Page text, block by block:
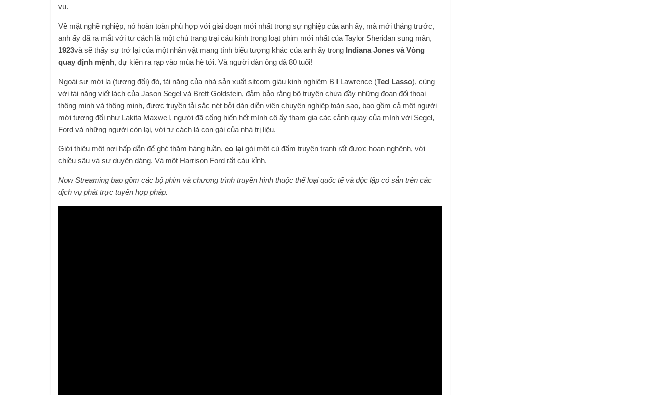
vụ.
Về mặt nghề nghiệp, nó hoàn toàn phù hợp với giai đoạn mới nhất trong sự nghiệp của anh ấy, mà mới tháng trước,
anh ấy đã ra mắt với tư cách là một chủ trang trại cáu kỉnh trong loạt phim mới nhất của Taylor Sheridan sung mãn,
1923và sẽ thấy sự trở lại của một nhân vật mang tính biểu tượng khác của anh ấy trong Indiana Jones và Vòng
quay định mệnh, dự kiến ​​ra rạp vào mùa hè tới. Và người đàn ông đã 80 tuổi!
Ngoài sự mới lạ (tương đối) đó, tài năng của nhà sản xuất sitcom giàu kinh nghiệm Bill Lawrence (Ted Lasso), cùng
với tài năng viết lách của Jason Segel và Brett Goldstein, đảm bảo rằng bộ truyện chứa đầy những đoạn đối thoại
thông minh và thông minh, được truyền tải sắc nét bởi dàn diễn viên chuyên nghiệp toàn sao, bao gồm cả một người
mới tương đối như Lakita Maxwell, người đã cống hiến hết mình cô ấy tham gia các cảnh quay của mình với Segel,
Ford và những người còn lại, với tư cách là con gái của nhà trị liệu.
Giới thiệu một nơi hấp dẫn để ghé thăm hàng tuần, co lại gói một cú đấm truyện tranh rất được hoan nghênh, với
chiều sâu và sự duyên dáng. Và một Harrison Ford rất cáu kỉnh.
Now Streaming bao gồm các bộ phim và chương trình truyền hình thuộc thể loại quốc tế và độc lập có sẵn trên các
dịch vụ phát trực tuyến hợp pháp.